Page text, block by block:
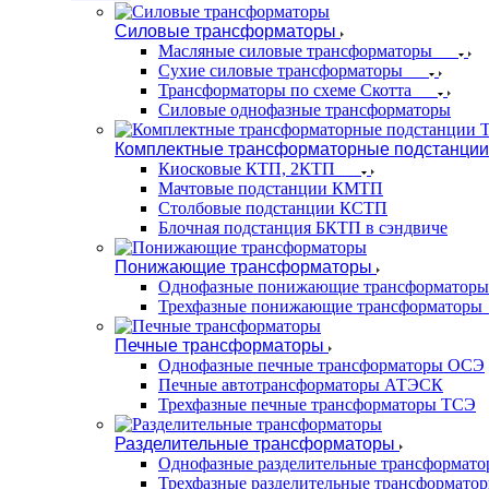
Силовые трансформаторы
Масляные силовые трансформаторы
Сухие силовые трансформаторы
Трансформаторы по схеме Скотта
Силовые однофазные трансформаторы
Комплектные трансформаторные
Киосковые КТП, 2КТП
Мачтовые подстанции КМТП
Столбовые подстанции КСТП
Блочная подстанция БКТП в сэндвиче
Понижающие трансформаторы
Однофазные понижающие трансформаторы
Трехфазные понижающие трансформаторы
Печные трансформаторы
Однофазные печные трансформаторы ОСЭ
Печные автотрансформаторы АТЭСК
Трехфазные печные трансформаторы ТСЭ
Разделительные трансформаторы
Однофазные разделительные
Трехфазные разделительные